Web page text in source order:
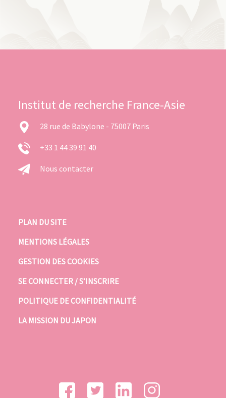
Institut de recherche France-Asie
28 rue de Babylone - 75007 Paris
+33 1 44 39 91 40
Nous contacter
PLAN DU SITE
MENTIONS LÉGALES
GESTION DES COOKIES
SE CONNECTER / S’INSCRIRE
POLITIQUE DE CONFIDENTIALITÉ
LA MISSION DU JAPON